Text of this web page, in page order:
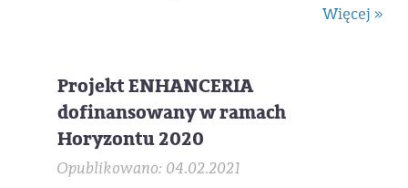
Więcej »
Projekt ENHANCERIA
dofinansowany w ramach
Horyzontu 2020
Opublikowano: 04.02.2021